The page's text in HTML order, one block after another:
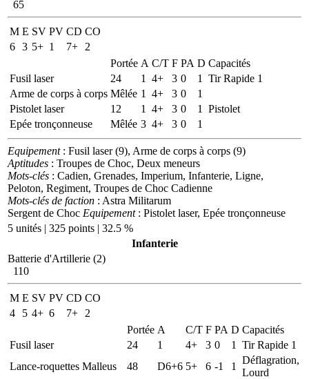
65
M E SV PV CD CO
6 3 5+ 1 7+
2
Portée A C/T F PA D Capacités
Fusil laser
24 1 4+ 3 0 1
Tir Rapide 1
Arme de corps à corps Mêlée 1 4+ 3 0
1
Pistolet laser
12 1 4+ 3 0 1
Pistolet
Epée tronçonneuse
Mêlée 3 4+ 3 0 1
Equipement: Fusil laser (9), Arme de corps à corps (9)
Aptitudes : Troupes de Choc, Deux meneurs
Mots-clés : Cadien, Grenades, Imperium, Infanterie, Ligne,
Peloton, Regiment, Troupes de Choc Cadienne
Mots-clés de faction : Astra Militarum
Sergent de Choc Equipement: Pistolet laser, Epée tronçonneuse
5 unités | 325 points | 32.5 %
Infanterie
Batterie d'Artillerie (2)
110
M E SV PV CD CO
4
5 4+ 6 7+
2
Portée A C/T F PA D Capacités
Fusil laser
24 1 4+ 3 0 1
Tir Rapide 1
Lance-roquettes Malleus
48 D6+6 5+ 6 -1 1
Déflagration,
Lourd